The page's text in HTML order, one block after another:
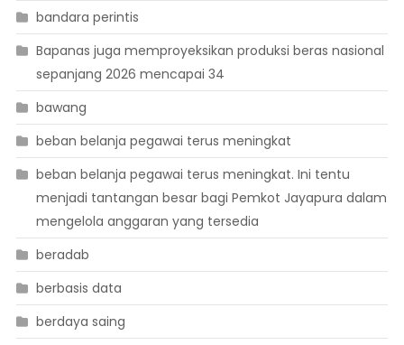
bandara perintis
Bapanas juga memproyeksikan produksi beras nasional
sepanjang 2026 mencapai 34
bawang
beban belanja pegawai terus meningkat
beban belanja pegawai terus meningkat. Ini tentu
menjadi tantangan besar bagi Pemkot Jayapura dalam
mengelola anggaran yang tersedia
beradab
berbasis data
berdaya saing